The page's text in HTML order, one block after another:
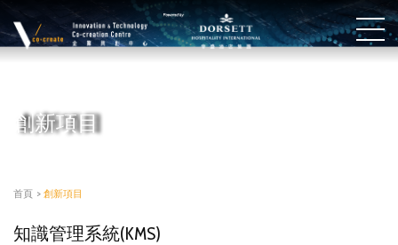
創新項目
首頁 > 創新項目
知識管理系統(KMS)